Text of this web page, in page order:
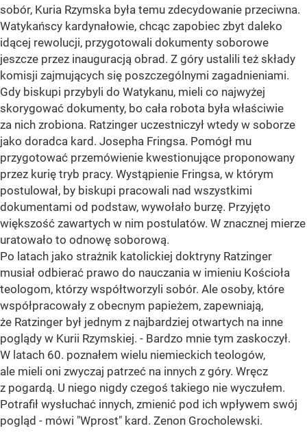
sobór, Kuria Rzymska była temu zdecydowanie przeciwna.
Watykańscy kardynałowie, chcąc zapobiec zbyt daleko
idącej rewolucji, przygotowali dokumenty soborowe
jeszcze przez inauguracją obrad. Z góry ustalili też składy
komisji zajmujących się poszczególnymi zagadnieniami.
Gdy biskupi przybyli do Watykanu, mieli co najwyżej
skorygować dokumenty, bo cała robota była właściwie
za nich zrobiona. Ratzinger uczestniczył wtedy w soborze
jako doradca kard. Josepha Fringsa. Pomógł mu
przygotować przemówienie kwestionujące proponowany
przez kurię tryb pracy. Wystąpienie Fringsa, w którym
postulował, by biskupi pracowali nad wszystkimi
dokumentami od podstaw, wywołało burzę. Przyjęto
większość zawartych w nim postulatów. W znacznej mierze
uratowało to odnowę soborową.
Po latach jako strażnik katolickiej doktryny Ratzinger
musiał odbierać prawo do nauczania w imieniu Kościoła
teologom, którzy współtworzyli sobór. Ale osoby, które
współpracowały z obecnym papieżem, zapewniają,
że Ratzinger był jednym z najbardziej otwartych na inne
poglądy w Kurii Rzymskiej. - Bardzo mnie tym zaskoczył.
W latach 60. poznałem wielu niemieckich teologów,
ale mieli oni zwyczaj patrzeć na innych z góry. Wręcz
z pogardą. U niego nigdy czegoś takiego nie wyczułem.
Potrafił wysłuchać innych, zmienić pod ich wpływem swój
pogląd - mówi "Wprost" kard. Zenon Grocholewski.